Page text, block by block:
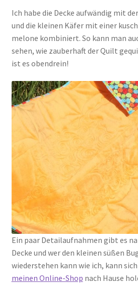
Ich habe die Decke aufwändig mit
und die kleinen Käfer mit einer
melone kombiniert. So kann man
sehen, wie zauberhaft der Quilt
ist es obendrein!
Ein paar Detailaufnahmen gibt es
Decke und wer den kleinen süßen
wiederstehen kann wie ich, kann
meinen Online-Shop nach Hause